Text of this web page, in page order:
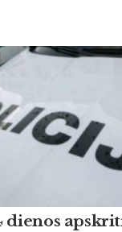
dienos